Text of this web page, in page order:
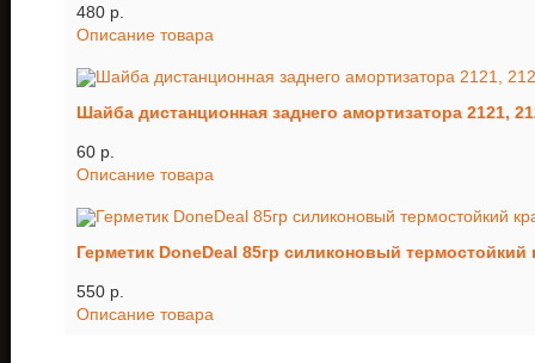
480 p.
Описание товара
Шайба дистанционная заднего амортизатора 2121,
60 p.
Описание товара
Герметик DoneDeal 85гр силиконовый термостойкий
550 p.
Описание товара